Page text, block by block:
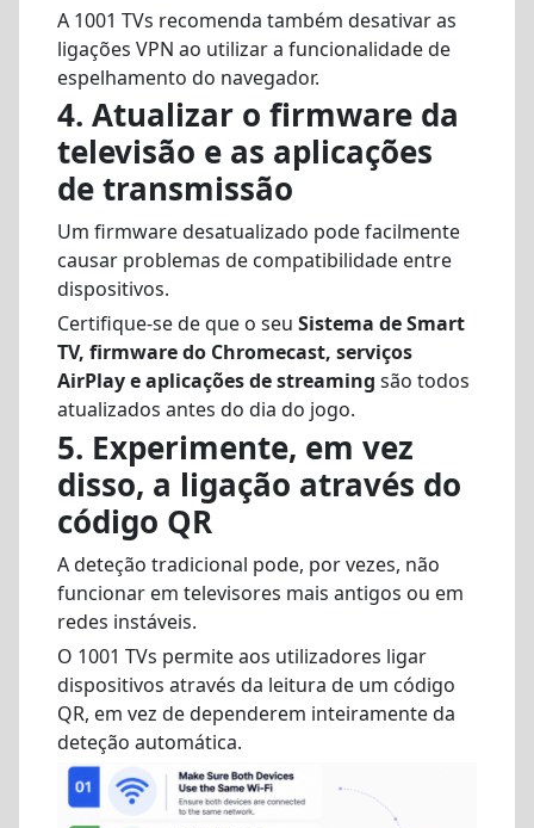
A 1001 TVs recomenda também desativar as
ligações VPN ao utilizar a funcionalidade de
espelhamento do navegador.
4. Atualizar o firmware da
televisão e as aplicações
de transmissão
Um firmware desatualizado pode facilmente
causar problemas de compatibilidade entre
dispositivos.
Certifique-se de que o seu Sistema de Smart
TV, firmware do Chromecast, serviços
AirPlay e aplicações de streaming são todos
atualizados antes do dia do jogo.
5. Experimente, em vez
disso, a ligação através do
código QR
A deteção tradicional pode, por vezes, não
funcionar em televisores mais antigos ou em
redes instáveis.
O 1001 TVs permite aos utilizadores ligar
dispositivos através da leitura de um código
QR, em vez de dependerem inteiramente da
deteção automática.